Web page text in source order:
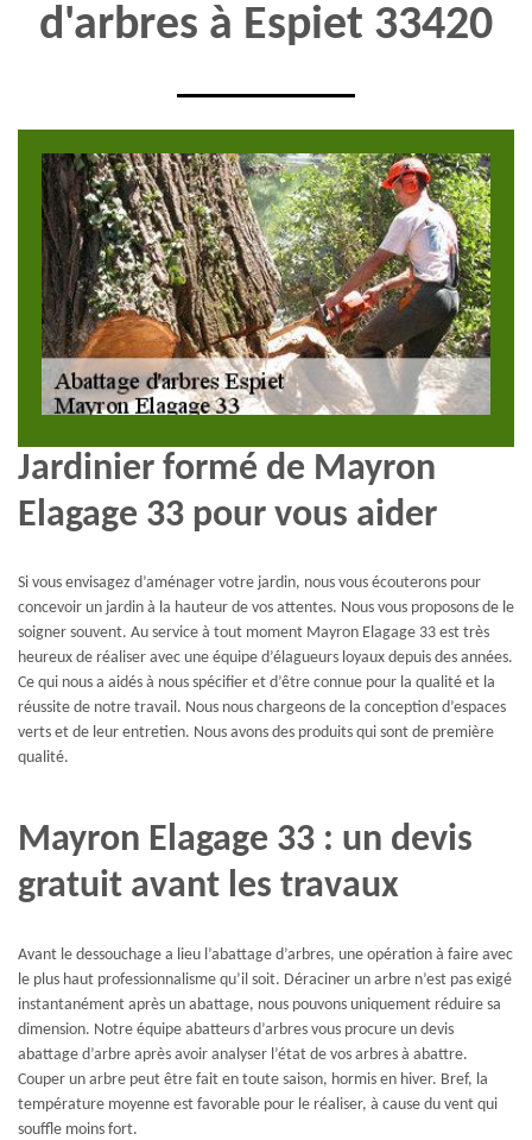
d'arbres à Espiet 33420
Jardinier formé de Mayron
Elagage 33 pour vous aider
Si vous envisagez d’aménager votre jardin, nous vous écouterons pour
concevoir un jardin à la hauteur de vos attentes. Nous vous proposons de le
soigner souvent. Au service à tout moment Mayron Elagage 33 est très
heureux de réaliser avec une équipe d’élagueurs loyaux depuis des années.
Ce qui nous a aidés à nous spécifier et d’être connue pour la qualité et la
réussite de notre travail. Nous nous chargeons de la conception d’espaces
verts et de leur entretien. Nous avons des produits qui sont de première
qualité.
Mayron Elagage 33 : un devis
gratuit avant les travaux
Avant le dessouchage a lieu l’abattage d’arbres, une opération à faire avec
le plus haut professionnalisme qu’il soit. Déraciner un arbre n’est pas exigé
instantanément après un abattage, nous pouvons uniquement réduire sa
dimension. Notre équipe abatteurs d’arbres vous procure un devis
abattage d’arbre après avoir analyser l’état de vos arbres à abattre.
Couper un arbre peut être fait en toute saison, hormis en hiver. Bref, la
température moyenne est favorable pour le réaliser, à cause du vent qui
souffle moins fort.